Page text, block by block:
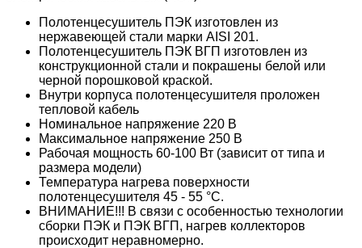
Полотенцесушитель ПЭК изготовлен из
нержавеющей стали марки AISI 201.
Полотенцесушитель ПЭК ВГП изготовлен из
конструкционной стали и покрашены белой или
черной порошковой краской.
Внутри корпуса полотенцесушителя проложен
тепловой кабель
Номинальное напряжение 220 В
Максимальное напряжение 250 В
Рабочая мощность 60-100 Вт (зависит от типа и
размера модели)
Температура нагрева поверхности
полотенцесушителя 45 - 55 °С.
ВНИМАНИЕ!!! В связи с особенностью технологии
сборки ПЭК и ПЭК ВГП, нагрев коллекторов
происходит неравномерно.